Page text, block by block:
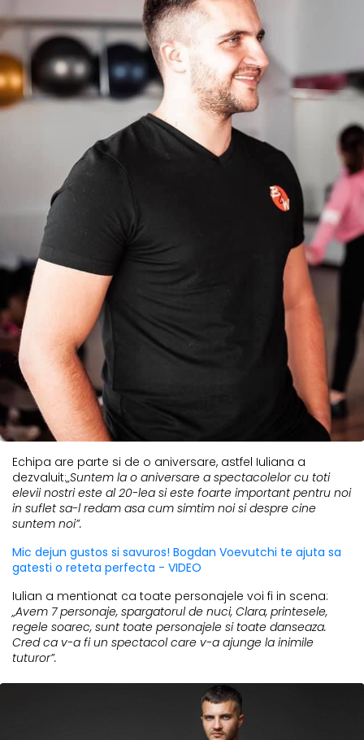
Echipa are parte si de o aniversare, astfel Iuliana a
dezvaluit:„Suntem la o aniversare a spectacolelor cu toti
elevii nostri este al 20-lea si este foarte important pentru noi
in suflet sa-l redam asa cum simtim noi si despre cine
suntem noi”.
Mic dejun gustos si savuros! Bogdan Voevutchi te ajuta sa
gatesti o reteta perfecta - VIDEO
Iulian a mentionat ca toate personajele voi fi in scena:
„Avem 7 personaje, spargatorul de nuci, Clara, printesele,
regele soarec, sunt toate personajele si toate danseaza.
Cred ca v-a fi un spectacol care v-a ajunge la inimile
tuturor”.